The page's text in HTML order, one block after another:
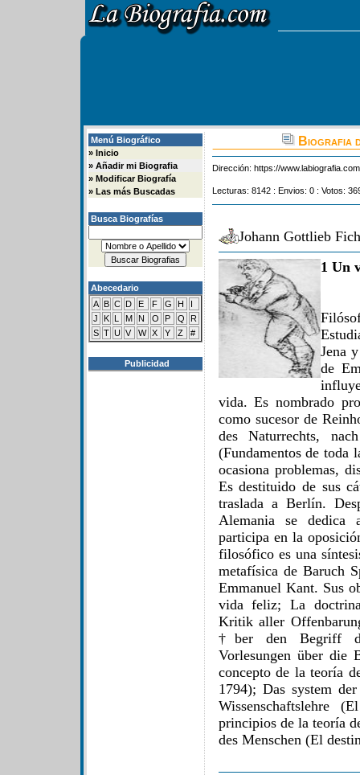
Menú Biográfico
» Inicio
» Añadir mi Biografia
» Modificar Biografía
» Las más Buscadas
Busca Biografías
Abecedario
A B C D E F G H
I
J
K L M N O P Q
R
S T U V W X Y Z #
Publicidad
Biografia
Dirección: https://
Lecturas: 8142 : Envios: 0 : Votos:
Johann Gottlieb
1 Un
Jena
de
vida. Es nombrado
como sucesor de
des Naturrechts,
(Fundamentos de toda
ocasiona problemas,
Es destituido de sus
traslada a Berlín.
Alemania se dedica
participa en la
filosófico es una
metafísica de Baruch
Emmanuel Kant. Sus
vida feliz; La
Kritik aller
†ber den Begriff
Vorlesungen über die
concepto de la teoría
1794); Das system
Wissenschaftslehre
principios de la teoría
des Menschen (El